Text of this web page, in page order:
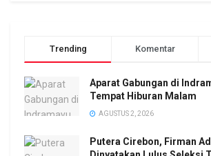
Trending Komentar
Aparat Gabungan di
Tempat Hiburan Malam
AGUSTUS 2, 2026
Putera Cirebon, Firman